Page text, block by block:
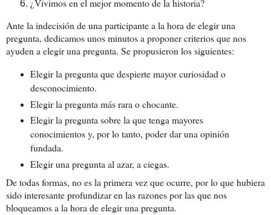
¿Vivimos en el mejor momento de la historia?
Ante la indecisión de una participante a la hora de elegir una
pregunta, dedicamos unos minutos a proponer criterios que nos
ayuden a elegir una pregunta. Se propusieron los siguientes:
Elegir la pregunta que despierte mayor curiosidad o
desconocimiento.
Elegir la pregunta más rara o chocante.
Elegir la pregunta sobre la que tenga mayores
conocimientos y, por lo tanto, poder dar una opinión
fundada.
Elegir una pregunta al azar, a ciegas.
De todas formas, no es la primera vez que ocurre, por lo que hubiera
sido interesante profundizar en las razones por las que nos
bloqueamos a la hora de elegir una pregunta.